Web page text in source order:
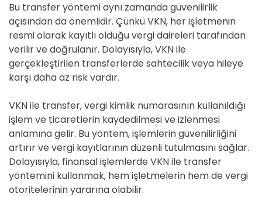
Bu transfer yöntemi aynı zamanda güvenilirlik
açısından da önemlidir. Çünkü VKN, her işletmenin
resmi olarak kayıtlı olduğu vergi daireleri tarafından
verilir ve doğrulanır. Dolayısıyla, VKN ile
gerçekleştirilen transferlerde sahtecilik veya hileye
karşı daha az risk vardır.
VKN ile transfer, vergi kimlik numarasının kullanıldığı
işlem ve ticaretlerin kaydedilmesi ve izlenmesi
anlamına gelir. Bu yöntem, işlemlerin güvenilirliğini
artırır ve vergi kayıtlarının düzenli tutulmasını sağlar.
Dolayısıyla, finansal işlemlerde VKN ile transfer
yöntemini kullanmak, hem işletmelerin hem de vergi
otoritelerinin yararına olabilir.